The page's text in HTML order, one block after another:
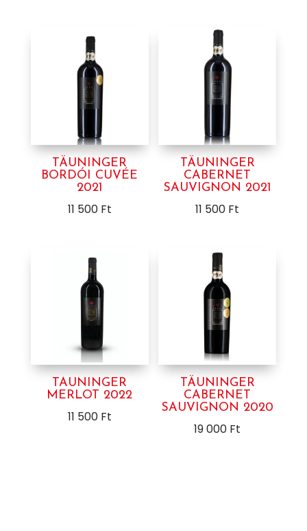
TÄUNINGER
BORDÓI CUVÉE
2021
11 500 Ft
TÄUNINGER
CABERNET
SAUVIGNON 2021
11 500 Ft
TAUNINGER
MERLOT 2022
11 500 Ft
TÄUNINGER
CABERNET
SAUVIGNON 2020
19 000 Ft